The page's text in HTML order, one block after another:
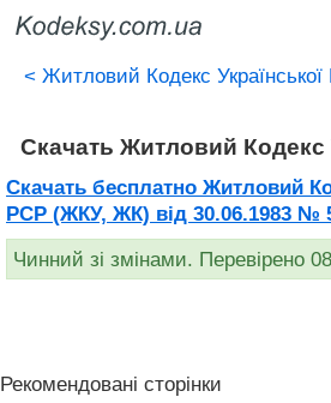
< Житловий Кодекс
Скачать Житловий Кодекс
Скачать бесплатно Житловий
РСР (ЖКУ, ЖК) від 30.06.1983 №
Чинний зі змінами. Перевірено
Рекомендовані сторінки